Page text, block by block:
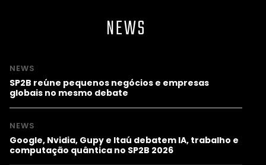
NEWS
NEWS
SP2B reúne pequenos negócios e empresas
globais no mesmo debate
NEWS
Google, Nvidia, Gupy e Itaú debatem IA, trabalho e
computação quântica no SP2B 2026